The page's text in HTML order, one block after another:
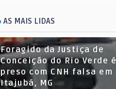
AS MAIS LIDAS
Foragido da Justiça de
Conceição do Rio Verde é
preso com CNH falsa em
Itajubá, MG